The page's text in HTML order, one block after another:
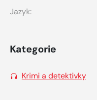
Jazyk:
Kategorie
Krimi a detektivky